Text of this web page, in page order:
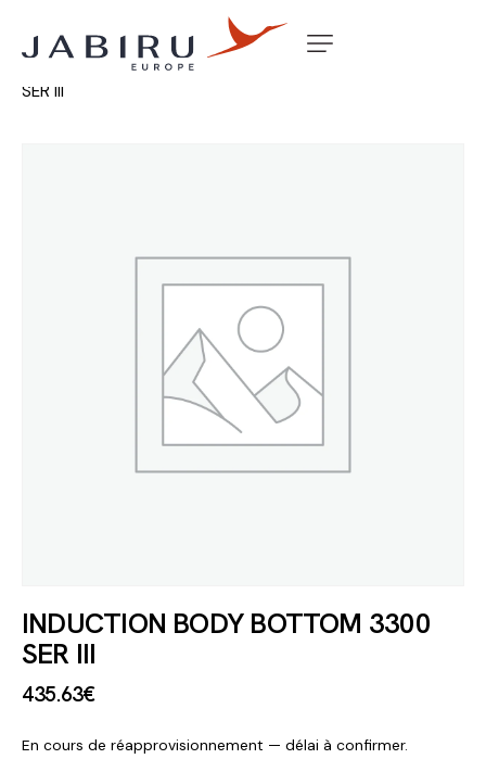
Accueil Non classé
SER III
INDUCTION BODY BOTTOM 3300
SER III
435.63€
En cours de réapprovisionnement — délai à confirmer.